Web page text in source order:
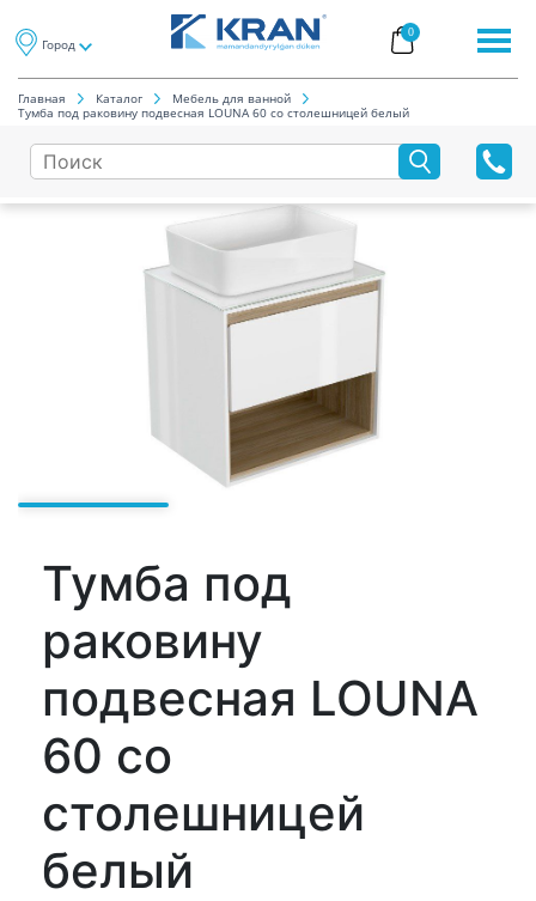
Город
0
Главная Каталог
Мебель для ванной
Тумба под раковину подвесная LOUNA 60 со столешницей белый
Тумба под
раковину
подвесная LOUNA
60 со
столешницей
белый